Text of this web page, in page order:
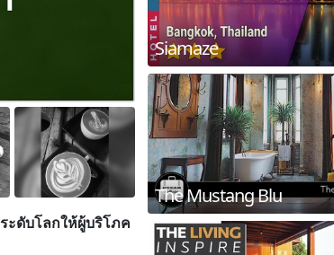
ะดับโลกให้ผู้บริโภค
Siamaze
The Mustang Blu